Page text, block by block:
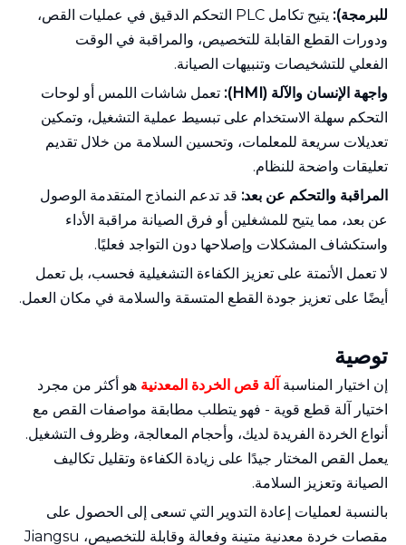
للبرمجة):
يتيح تكامل PLC التحكم الدقيق في عمليات القص،
ودورات القطع القابلة للتخصيص، والمراقبة في الوقت
الفعلي للتشخيصات وتنبيهات الصيانة.
واجهة الإنسان والآلة (HMI):
تعمل شاشات اللمس أو لوحات
التحكم سهلة الاستخدام على تبسيط عملية التشغيل، وتمكين
تعديلات سريعة للمعلمات، وتحسين السلامة من خلال تقديم
تعليقات واضحة للنظام.
المراقبة والتحكم عن بعد: قد تدعم النماذج المتقدمة الوصول
عن بعد، مما يتيح للمشغلين أو فرق الصيانة مراقبة الأداء
واستكشاف المشكلات وإصلاحها دون التواجد فعليًا.
لا تعمل الأتمتة على تعزيز الكفاءة التشغيلية فحسب، بل تعمل
أيضًا على تعزيز جودة القطع المتسقة والسلامة في مكان العمل.
توصية
إن اختيار المناسبة آلة قص الخردة المعدنية هو أكثر من مجرد
اختيار آلة قطع قوية - فهو يتطلب مطابقة مواصفات القص مع
أنواع الخردة الفريدة لديك، وأحجام المعالجة، وظروف التشغيل.
يعمل القص المختار جيدًا على زيادة الكفاءة وتقليل تكاليف
الصيانة وتعزيز السلامة.
بالنسبة لعمليات إعادة التدوير التي تسعى إلى الحصول على
مقصات خردة معدنية متينة وفعالة وقابلة للتخصيص، Jiangsu